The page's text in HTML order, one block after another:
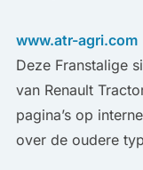
www.atr-agri.com
Deze Franstalige
van Renault
pagina’s op
over de oudere